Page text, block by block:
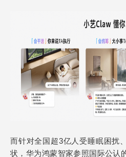
而针对全国超3亿人受睡眠困扰
状，华为鸿蒙智家参照国际公认